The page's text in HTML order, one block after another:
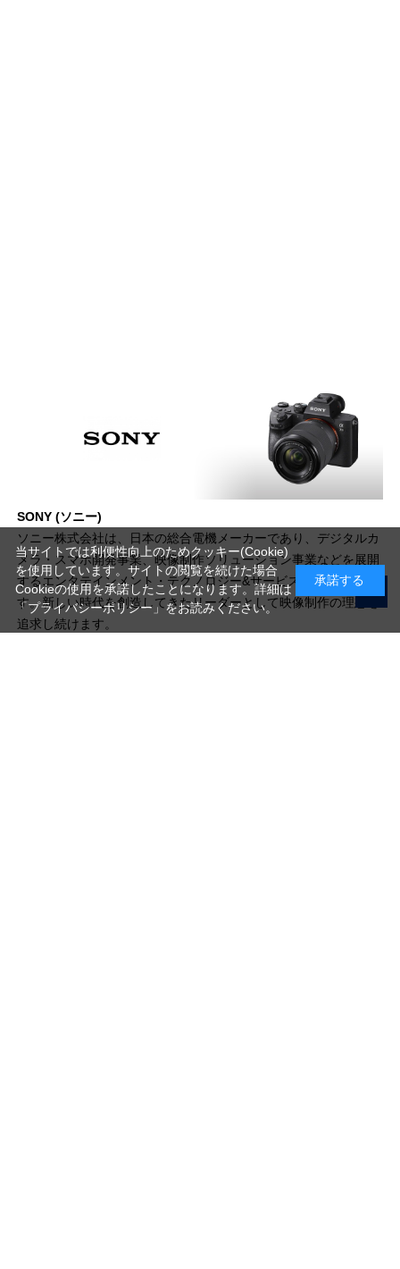
SONY (ソニー)
ソニー株式会社は、日本の総合電機メーカーであり、デジタルカ
メラ・スマホ開発事業、映像制作ソリューション事業などを展開
するエンタテインメント・テクノロジー&サービス事業を担いま
す。新しい時代を創造してきたリーダーとして映像制作の理想を
追求し続けます。
当サイトでは利便性向上のためクッキー(Cookie)
を使用しています。サイトの閲覧を続けた場合
Cookieの使用を承諾したことになります。詳細は
「プライバシーポリシー」をお読みください。
承諾する